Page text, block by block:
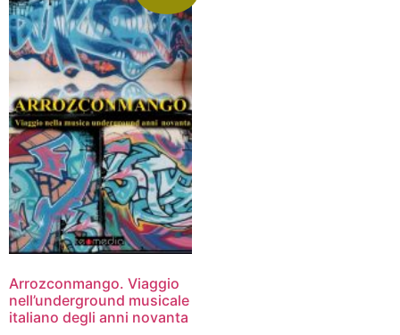
Arrozconmango. Viaggio
nell’underground musicale
italiano degli anni novanta